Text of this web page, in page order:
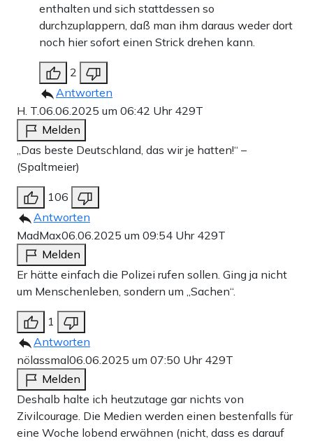
enthalten und sich stattdessen so
durchzuplappern, daß man ihm daraus weder dort
noch hier sofort einen Strick drehen kann.
2
Antworten
H. T.06.06.2025 um 06:42 Uhr 429T
Melden
„Das beste Deutschland, das wir je hatten!“ –
(Spaltmeier)
106
Antworten
MadMax06.06.2025 um 09:54 Uhr 429T
Melden
Er hätte einfach die Polizei rufen sollen. Ging ja nicht
um Menschenleben, sondern um „Sachen“.
1
Antworten
nölassmal06.06.2025 um 07:50 Uhr 429T
Melden
Deshalb halte ich heutzutage gar nichts von
Zivilcourage. Die Medien werden einen bestenfalls für
eine Woche lobend erwähnen (nicht, dass es darauf